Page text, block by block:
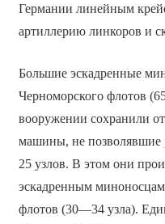
Германии линейным
артиллерию линкоров и
Большие эскадренные
Черноморского флотов
вооружении сохранили
машины, не позволявшие
25 узлов. В этом они
эскадренным миноносцам
флотов (30—34 узла).